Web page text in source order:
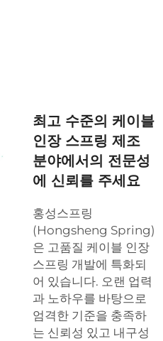
최고 수준의 케이블
인장 스프링 제조
분야에서의 전문성
에 신뢰를 주세요
홍성스프링
(Hongsheng Spring)
은 고품질 케이블 인장
스프링 개발에 특화되
어 있습니다. 오랜 업력
과 노하우를 바탕으로
엄격한 기준을 충족하
는 신뢰성 있고 내구성